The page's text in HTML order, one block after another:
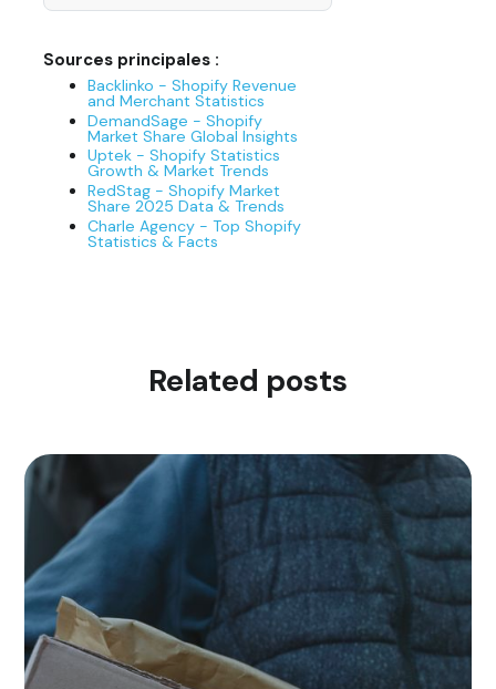
Sources principales :
Backlinko - Shopify Revenue
and Merchant Statistics
DemandSage - Shopify
Market Share Global Insights
Uptek - Shopify Statistics
Growth & Market Trends
RedStag - Shopify Market
Share 2025 Data & Trends
Charle Agency - Top Shopify
Statistics & Facts
Related posts